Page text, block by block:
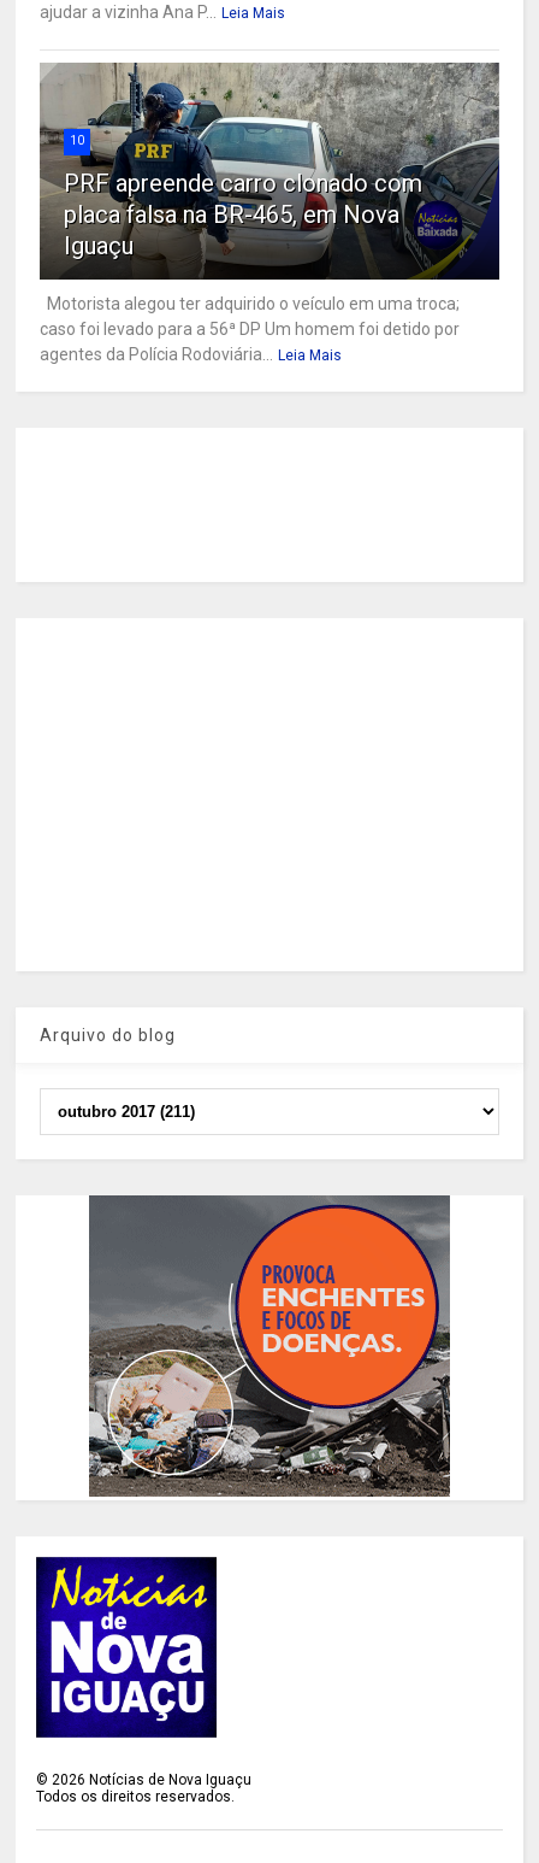
ajudar a vizinha Ana P... Leia Mais
10
PRF apreende carro clonado com
placa falsa na BR-465, em Nova
Iguaçu
Motorista alegou ter adquirido o veículo em uma troca;
caso foi levado para a 56ª DP Um homem foi detido por
agentes da Polícia Rodoviária... Leia Mais
Arquivo do blog
©2026 Notícias de Nova Iguaçu
Todos os direitos reservados.